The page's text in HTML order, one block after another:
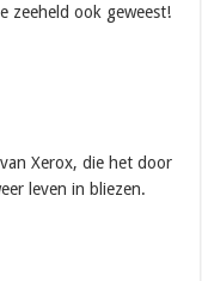
zeeheld ook geweest!
Xerox, die het door
leven in bliezen.